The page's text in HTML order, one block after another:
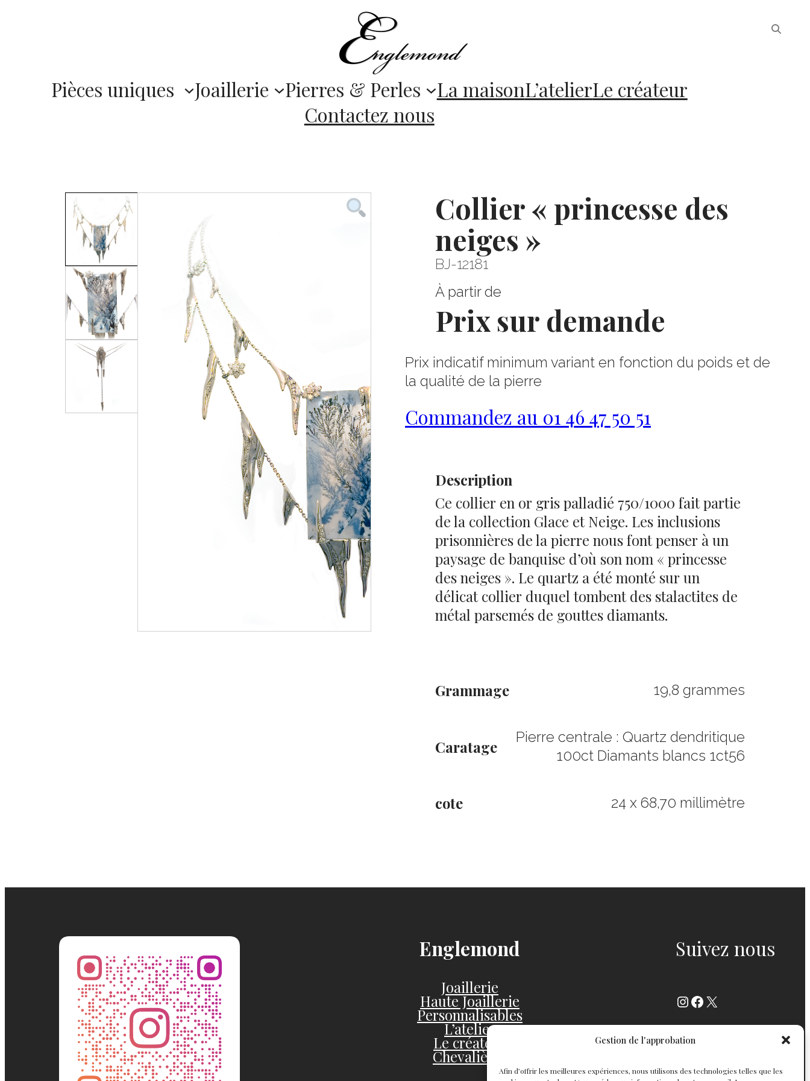
Gestion de l'approbation
Afin d’offrir les meilleures expériences, nous utilisons des technologies telles que les
Pièces uniques Joaillerie Pierres & Perles La maisonL’atelierLe créateur
Contactez nous
Collier « princesse des
neiges »
BJ-12181
À partir de
Prix sur demande
Prix indicatif minimum variant en fonction du poids et de
la qualité de la pierre
Commandez au 01 46 47 50 51
Description
Ce collier en or gris palladié 750/1000 fait partie
de la collection Glace et Neige. Les inclusions
prisonnières de la pierre nous font penser à un
paysage de banquise d’où son nom « princesse
des neiges ». Le quartz a été monté sur un
délicat collier duquel tombent des stalactites de
métal parsemés de gouttes diamants.
Grammage 19,8 grammes
Caratage
Pierre centrale : Quartz dendritique
100ct Diamants blancs 1ct56
cote 24 x 68,70 millimètre
Englemond
Joaillerie
Haute Joaillerie
Personnalisables
L’atelier
Le créateur
Chevalières
Suivez nous
Instagram
Facebook
X